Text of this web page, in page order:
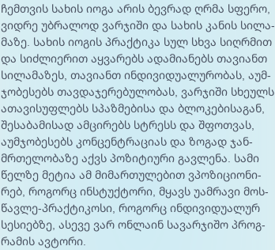
ჩემ­თვის სა­ხის იო­გა არის ბევ­რად ღრმა სფე­რო,
ვიდ­რე უბ­რა­ლოდ ვარ­ჯი­ში და სა­ხის კა­ნის სი­ლა­
მა­ზე. სა­ხის იო­გის პრაქ­ტი­კა სულ სხვა სიღ­რმით
და სიძ­ლიე­რით აყ­ვა­რებს ადა­მია­ნებს თა­ვი­ანთ
სი­ლა­მა­ზეს, თა­ვი­ანთ ინ­დი­ვი­დუა­ლუ­რო­ბას, აუმ­
ჯო­ბე­სებს თავ­და­ჯე­რე­ბუ­ლო­ბას, ვარ­ჯი­ში სხე­ულს
ათა­ვი­სუფ­ლებს სპაზ­მე­ბი­სა და ბლო­კე­ბი­სა­გან,
შე­სა­ბა­მი­სად ამ­ცი­რებს სტრესს და შფოთ­ვას,
აუმ­ჯო­ბე­სებს კონ­ცენ­ტრა­ცი­ას და ზო­გად ჯან­
მრთე­ლო­ბა­ზე აქვს პო­ზი­ტიუ­რი გავ­ლე­ნა. სა­მი
წელ­ზე მე­ტია ამ მი­მარ­თუ­ლე­ბით ვპო­ზი­ციო­ნი­
რებ, რო­გორც ინ­სტუქ­ტო­რი, მყავს უამ­რა­ვი მოს­
წავ­ლე-პრაქ­ტი­კო­სი, რო­გორც ინ­დი­ვი­დუა­ლურ
სე­სი­ებ­ზე, ასე­ვე ვარ ონ­ლა­ინ სა­ვარ­ჯი­შო პროგ­
რა­მის ავ­ტო­რი.